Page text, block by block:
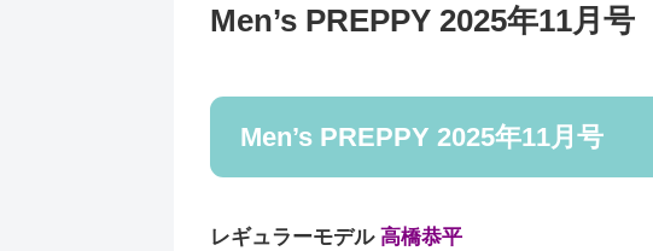
Men’s PREPPY 2025年11月号
Men’s PREPPY 2025年11月号
レギュラーモデル 高橋恭平